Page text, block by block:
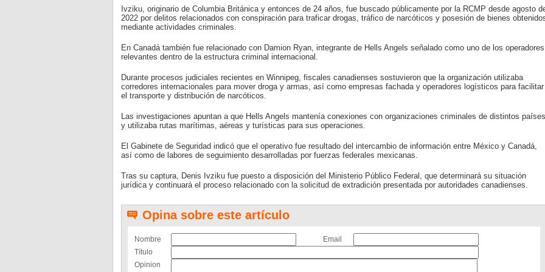
Ivziku, originario de Columbia Británica y entonces de 24 años, fue buscado públicamente por la RCMP desde agosto
2022 por delitos relacionados con conspiración para traficar drogas, tráfico de narcóticos y posesión de bienes
mediante actividades criminales.
En Canadá también fue relacionado con Damion Ryan, integrante de Hells Angels señalado como uno de los operadores
relevantes dentro de la estructura criminal internacional.
Durante procesos judiciales recientes en Winnipeg, fiscales canadienses sostuvieron que la organización utilizaba
corredores internacionales para mover droga y armas, así como empresas fachada y operadores logísticos para facilitar
el transporte y distribución de narcóticos.
Las investigaciones apuntan a que Hells Angels mantenía conexiones con organizaciones criminales de distintos países
y utilizaba rutas marítimas, aéreas y turísticas para sus operaciones.
El Gabinete de Seguridad indicó que el operativo fue resultado del intercambio de información entre México y Canadá,
así como de labores de seguimiento desarrolladas por fuerzas federales mexicanas.
Tras su captura, Denis Ivziku fue puesto a disposición del Ministerio Público Federal, que determinará su situación
jurídica y continuará el proceso relacionado con la solicitud de extradición presentada por autoridades canadienses.
Opina sobre este artículo
Nombre
Email
Título
Opinion